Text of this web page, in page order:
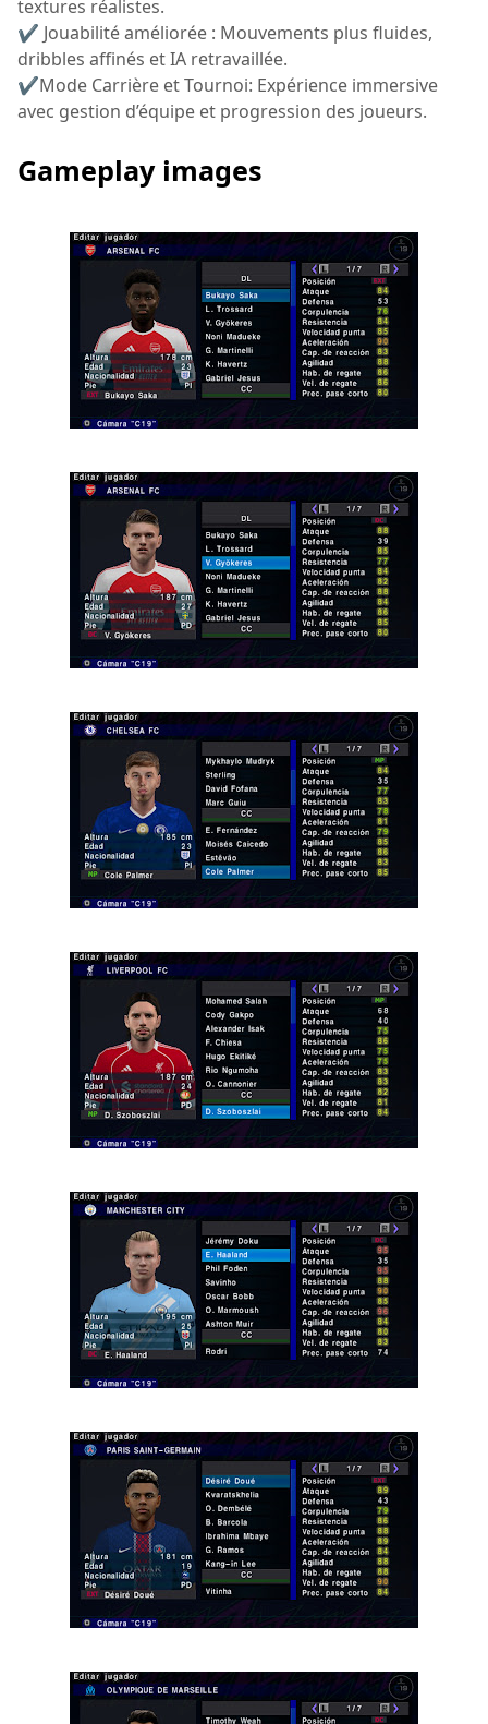
textures réalistes.
✔ Jouabilité améliorée : Mouvements plus fluides,
dribbles affinés et IA retravaillée.
✔Mode Carrière et Tournoi: Expérience immersive
avec gestion d’équipe et progression des joueurs.
Gameplay images